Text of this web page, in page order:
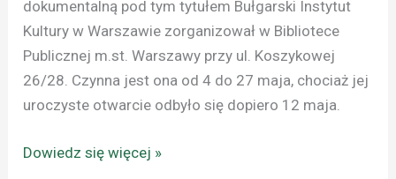
dokumentalną pod tym tytułem Bułgarski Instytut
Kultury w Warszawie zorganizował w Bibliotece
Publicznej m.st. Warszawy przy ul. Koszykowej
26/28. Czynna jest ona od 4 do 27 maja, chociaż jej
uroczyste otwarcie odbyło się dopiero 12 maja.
Dowiedz się więcej »